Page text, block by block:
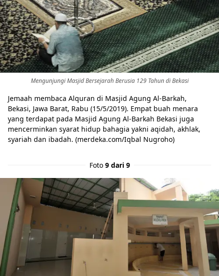
Mengunjungi Masjid Bersejarah Berusia 129 Tahun di Bekasi
Jemaah membaca Alquran di Masjid Agung Al-Barkah,
Bekasi, Jawa Barat, Rabu (15/5/2019). Empat buah menara
yang terdapat pada Masjid Agung Al-Barkah Bekasi juga
mencerminkan syarat hidup bahagia yakni aqidah, akhlak,
syariah dan ibadah. (merdeka.com/Iqbal Nugroho)
Foto 9 dari 9